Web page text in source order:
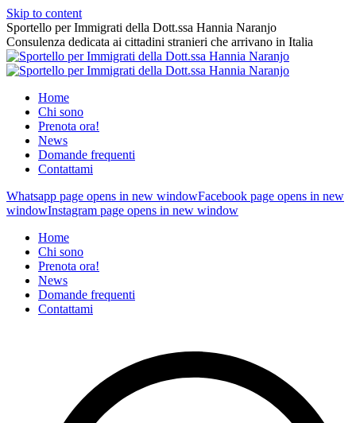
Skip to content
Sportello per Immigrati della Dott.ssa Hannia Naranjo
Consulenza dedicata ai cittadini stranieri che arrivano in Italia
Home
Chi sono
Prenota ora!
News
Domande frequenti
Contattami
Whatsapp page opens in new windowFacebook page opens in new
windowInstagram page opens in new window
Home
Chi sono
Prenota ora!
News
Domande frequenti
Contattami